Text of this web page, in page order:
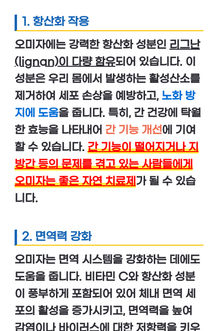
1. 항산화 작용
오미자에는 강력한 항산화 성분인 리그난
(lignan)이 다량 함유되어 있습니다. 이
성분은 우리 몸에서 발생하는 활성산소를
제거하여 세포 손상을 예방하고, 노화 방
지에 도움을 줍니다. 특히, 간 건강에 탁월
한 효능을 나타내어 간 기능 개선에 기여
할 수 있습니다. 간 기능이 떨어지거나 지
방간 등의 문제를 겪고 있는 사람들에게
오미자는 좋은 자연 치료제가 될 수 있습
니다.
2. 면역력 강화
오미자는 면역 시스템을 강화하는 데에도
도움을 줍니다. 비타민 C와 항산화 성분
이 풍부하게 포함되어 있어 체내 면역 세
포의 활성을 증가시키고, 면역력을 높여
감염이나 바이러스에 대한 저항력을 키우